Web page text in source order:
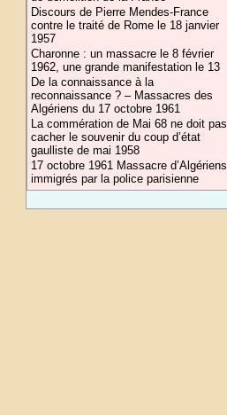
Discours de Pierre Mendes-France
contre le traité de Rome le 18 janvier
1957
Charonne : un massacre le 8 février
1962, une grande manifestation le 13
De la connaissance à la
reconnaissance ? – Massacres des
Algériens du 17 octobre 1961
La commération de Mai 68 ne doit pas
cacher le souvenir du coup d’état
gaulliste de mai 1958
17 octobre 1961 Massacre d’Algériens
immigrés par la police parisienne